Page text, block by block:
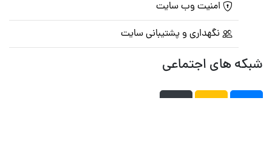
امنیت وب سایت
نگهداری و پشتیبانی سایت
شبکه های اجتماعی